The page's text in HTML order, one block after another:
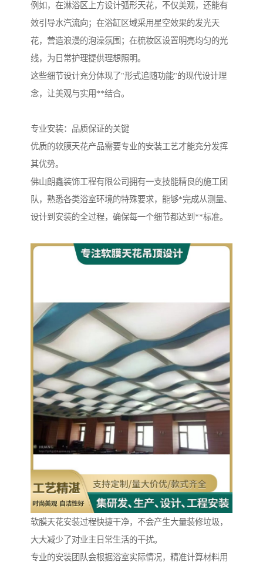
例如，在淋浴区上方设计弧形天花，不仅美观，还能有
效引导水汽流向；在浴缸区域采用星空效果的发光天
花，营造浪漫的泡澡氛围；在梳妆区设置明亮均匀的光
线，为日常护理提供理想照明。
这些细节设计充分体现了"形式追随功能"的现代设计理
念，让美观与实用**结合。
专业安装：品质保证的关键
优质的软膜天花产品需要专业的安装工艺才能充分发挥
其优势。
佛山朗鑫装饰工程有限公司拥有一支技能精良的施工团
队，熟悉各类浴室环境的特殊要求，能够*完成从测量、
设计到安装的全过程，确保每一个细节都达到**标准。
软膜天花安装过程快捷干净，不会产生大量装修垃圾，
大大减少了对业主日常生活的干扰。
专业的安装团队会根据浴室实际情况，精准计算材料用